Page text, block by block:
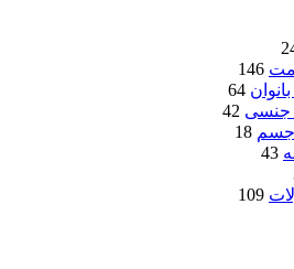
146
64
جنسی 42
18
43
109